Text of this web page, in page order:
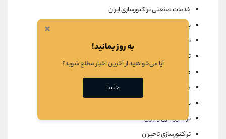
خدمات صنعتی تراکتورسازی ایران
بازرگانی و خدمات پس از
تراکتورسازی ارومیه
تراکتورسازی کردستان
مهندسی تولید و تامین قطعات تراکتورسازی تبریز
خودروسازان دیزلی آذربایجان
سیبا موتور
تراکتورسازی ونیران
تراکتورسازی تاجیران
×
به روز بمانید!
آیا می‌خواهید از آخرین اخبار مطلع شوید؟
حتما